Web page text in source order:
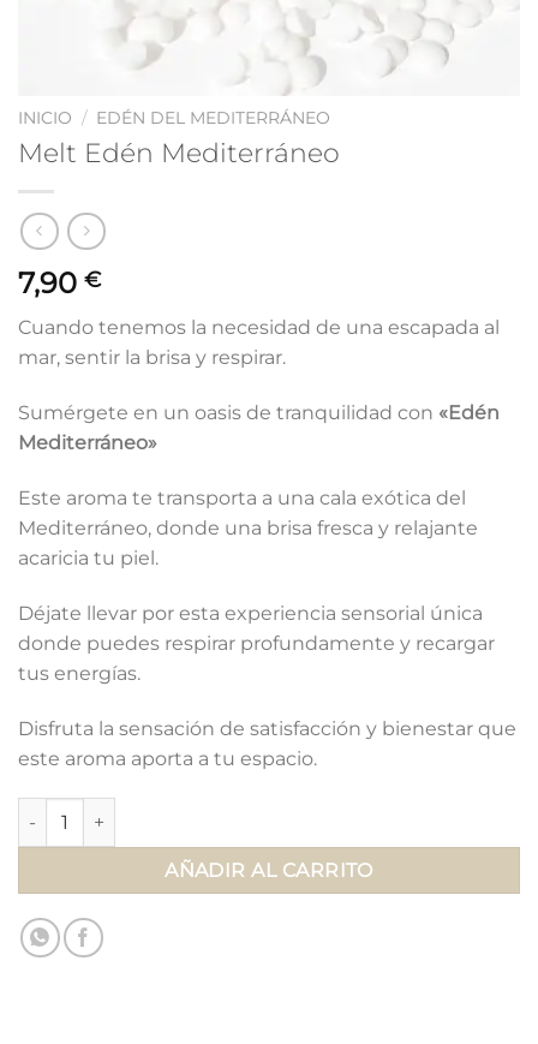
INICIO / EDÉN DEL MEDITERRÁNEO
Melt Edén Mediterráneo
7,90 €
Cuando tenemos la necesidad de una escapada al
mar, sentir la brisa y respirar.
Sumérgete en un oasis de tranquilidad con «Edén
Mediterráneo»
Este aroma te transporta a una cala exótica del
Mediterráneo, donde una brisa fresca y relajante
acaricia tu piel.
Déjate llevar por esta experiencia sensorial única
donde puedes respirar profundamente y recargar
tus energías.
Disfruta la sensación de satisfacción y bienestar que
este aroma aporta a tu espacio.
Melt Edén Mediterráneo cantidad
AÑADIR AL CARRITO